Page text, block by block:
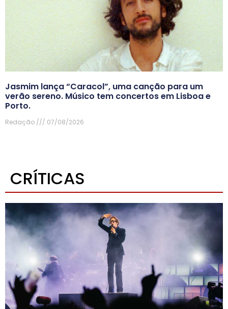
Jasmim lança “Caracol”, uma canção para um
verão sereno. Músico tem concertos em Lisboa e
Porto.
Redação 07/08/2026
CRÍTICAS